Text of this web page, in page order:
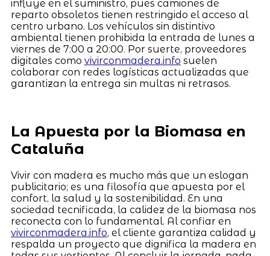
influye en el suministro, pues camiones de
reparto obsoletos tienen restringido el acceso al
centro urbano. Los vehículos sin distintivo
ambiental tienen prohibida la entrada de lunes a
viernes de 7:00 a 20:00. Por suerte, proveedores
digitales como vivirconmadera.info suelen
colaborar con redes logísticas actualizadas que
garantizan la entrega sin multas ni retrasos.
La Apuesta por la Biomasa en
Cataluña
Vivir con madera es mucho más que un eslogan
publicitario; es una filosofía que apuesta por el
confort, la salud y la sostenibilidad. En una
sociedad tecnificada, la calidez de la biomasa nos
reconecta con lo fundamental. Al confiar en
vivirconmadera.info, el cliente garantiza calidad y
respalda un proyecto que dignifica la madera en